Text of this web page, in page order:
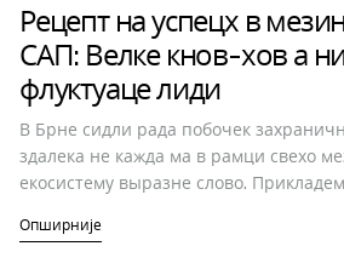
Рецепт на успецх в
САП: Велке кнов-хов а
флуктуаце лиди
В Брне сидли рада побочек
здалека не кажда ма в рамци свехо
екосистему выразне слово.
Опширније